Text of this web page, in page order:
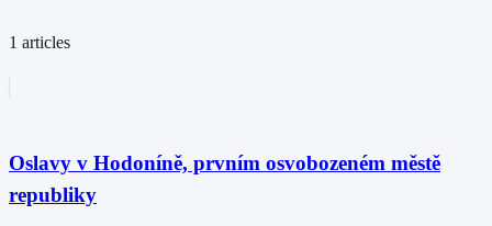
1 articles
Oslavy v Hodoníně, prvním osvobozeném městě
republiky